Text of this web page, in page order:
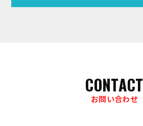
CONTACT
お問い合わせ